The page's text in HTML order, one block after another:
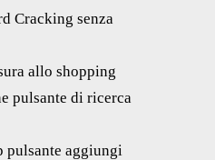
Cracking senza
allo shopping
pulsante di ricerca
pulsante aggiungi